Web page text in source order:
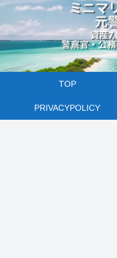
TOP
PRIVACYPOLICY